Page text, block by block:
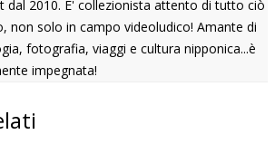
dal 2010. E' collezionista attento di tutto ciò
non solo in campo videoludico! Amante di
fotografia, viaggi e cultura nipponica...è
impegnata!